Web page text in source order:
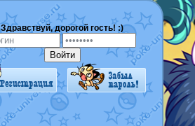
Здравствуй, дорогой гость! :)